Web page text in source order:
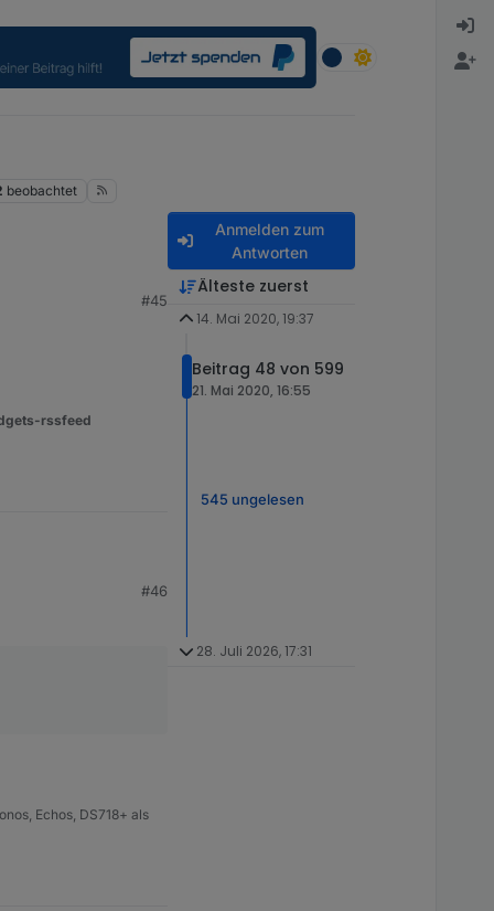
beobachtet
#45
rssfeed
#46
Echos, DS718+ als
Anmelden zum
Antworten
Älteste zuerst
14. Mai 2020, 19:37
Beitrag 48 von 599
21. Mai 2020, 16:55
545 ungelesen
28. Juli 2026, 17:31